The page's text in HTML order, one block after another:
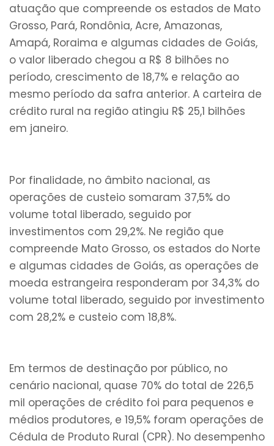
atuação que compreende os estados de Mato
Grosso, Pará, Rondônia, Acre, Amazonas,
Amapá, Roraima e algumas cidades de Goiás,
o valor liberado chegou a R$ 8 bilhões no
período, crescimento de 18,7% e relação ao
mesmo período da safra anterior. A carteira de
crédito rural na região atingiu R$ 25,1 bilhões
em janeiro.
Por finalidade, no âmbito nacional, as
operações de custeio somaram 37,5% do
volume total liberado, seguido por
investimentos com 29,2%. Ne região que
compreende Mato Grosso, os estados do Norte
e algumas cidades de Goiás, as operações de
moeda estrangeira responderam por 34,3% do
volume total liberado, seguido por investimento
com 28,2% e custeio com 18,8%.
Em termos de destinação por público, no
cenário nacional, quase 70% do total de 226,5
mil operações de crédito foi para pequenos e
médios produtores, e 19,5% foram operações de
Cédula de Produto Rural (CPR). No desempenho